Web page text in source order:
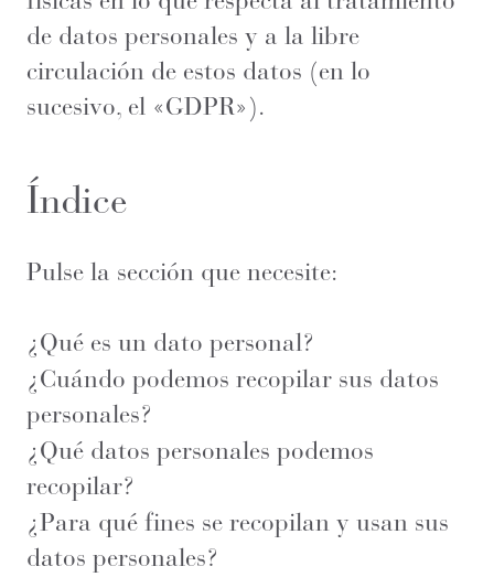
de datos personales y a la libre
circulación de estos datos (en lo
sucesivo, el «GDPR»).
Índice
Pulse la sección que necesite:
¿Qué es un dato personal?
¿Cuándo podemos recopilar sus datos
personales?
¿Qué datos personales podemos
recopilar?
¿Para qué fines se recopilan y usan sus
datos personales?